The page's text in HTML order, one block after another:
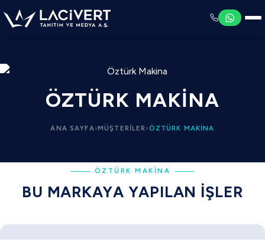
ÖZTÜRK MAKINA
ANA SAYFA›MÜŞTERILER ›ÖZTÜRK MAKINA
ÖZTÜRK MAKINA
BU MARKAYA YAPILAN İŞLER